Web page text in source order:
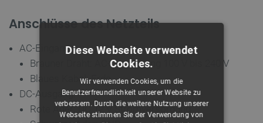
Anschlüsse des Netzteils
AC-Eingang:
Brauner Draht: AC-Versorgung 100 V bis 240 V
Blaues Kabel: Erde
DC-Ausgang:
Rote Ader: DC 12 V Stromversorgung
Diese Webseite verwendet
Cookies.
Wir verwenden Cookies, um die
Benutzerfreundlichkeit unserer Website zu
verbessern. Durch die weitere Nutzung unserer
Webseite stimmen Sie der Verwendung von